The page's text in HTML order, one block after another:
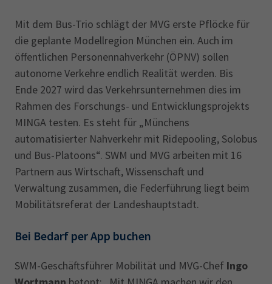
Mit dem Bus-Trio schlägt der MVG erste Pflöcke für
die geplante Modellregion München ein. Auch im
öffentlichen Personennahverkehr (ÖPNV) sollen
autonome Verkehre endlich Realität werden. Bis
Ende 2027 wird das Verkehrsunternehmen dies im
Rahmen des Forschungs- und Entwicklungsprojekts
MINGA testen. Es steht für „Münchens
automatisierter Nahverkehr mit Ridepooling, Solobus
und Bus-Platoons“. SWM und MVG arbeiten mit 16
Partnern aus Wirtschaft, Wissenschaft und
Verwaltung zusammen, die Federführung liegt beim
Mobilitätsreferat der Landeshauptstadt.
Bei Bedarf per App buchen
SWM-Geschäftsführer Mobilität und MVG-Chef Ingo